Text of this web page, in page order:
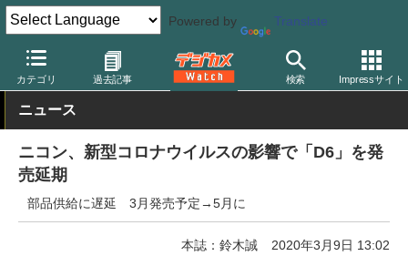
Powered by Translate
カテゴリ 過去記事 検索 Impressサイト
デジカメ Watch カメラ 一眼レフカメラ ニコン
ニュース
ニコン、新型コロナウイルスの影響で「D6」を発
売延期
部品供給に遅延 3月発売予定→5月に
本誌：鈴木誠 2020年3月9日 13:02